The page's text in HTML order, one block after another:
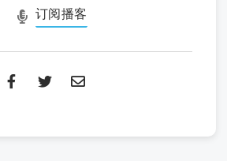
订阅播客